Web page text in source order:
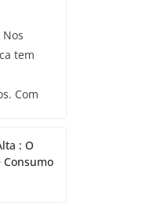
tem
Com
: O
Consumo